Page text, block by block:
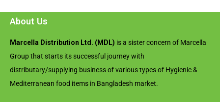
About Us
Marcella Distribution Ltd. (MDL) is a sister concern of Marcella
Group that starts its successful journey with
distributary/supplying business of various types of Hygienic &
Mediterranean food items in Bangladesh market.